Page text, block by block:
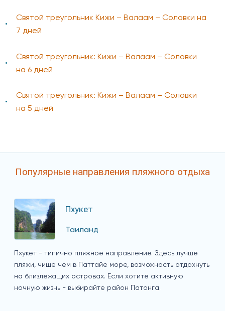
Святой треугольник Кижи – Валаам – Соловки на
7 дней
Святой треугольник: Кижи – Валаам – Соловки
на 6 дней
Святой треугольник: Кижи – Валаам – Соловки
на 5 дней
Популярные направления пляжного отдыха
Пхукет
Таиланд
Пхукет - типично пляжное направление. Здесь лучше
пляжи, чище чем в Паттайе море, возможность отдохнуть
на близлежащих островах. Если хотите активную
ночную жизнь - выбирайте район Патонга.